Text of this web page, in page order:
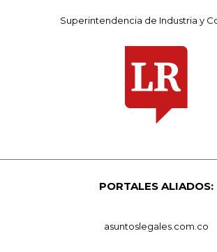
Superintendencia de Industria y
PORTALES ALIADOS:
asuntoslegales.com.co